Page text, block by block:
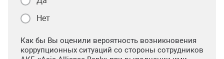
Нет
Как бы Вы оценили вероятность возникновения
коррупционных ситуаций со стороны сотрудников